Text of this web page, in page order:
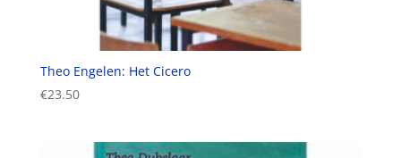
Theo Engelen: Het Cicero
€23.50